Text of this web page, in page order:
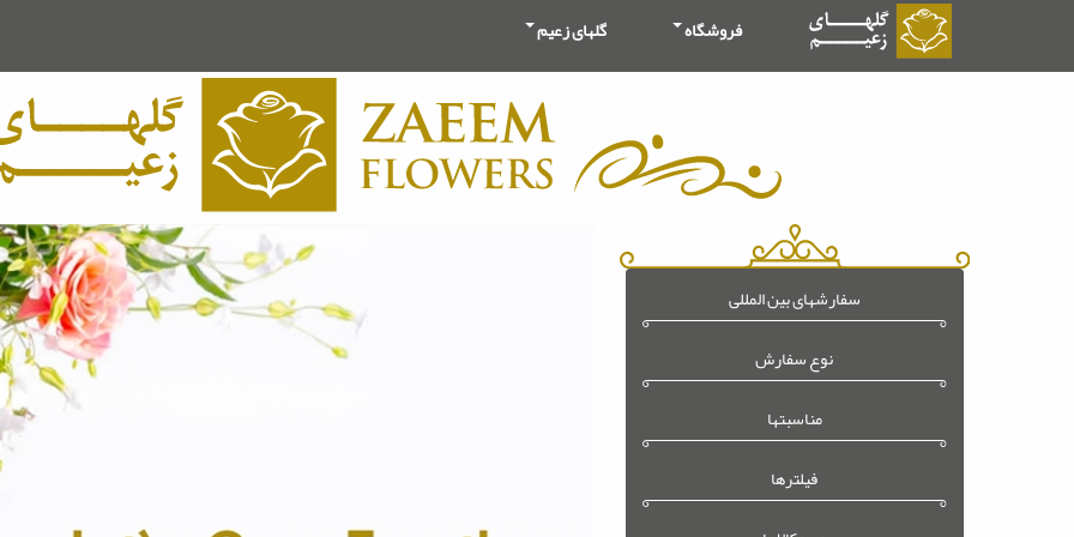
فروشگاه گلهای زعیم
سفارشهای بین المللی
نوع سفارش
مناسبتها
فیلترها